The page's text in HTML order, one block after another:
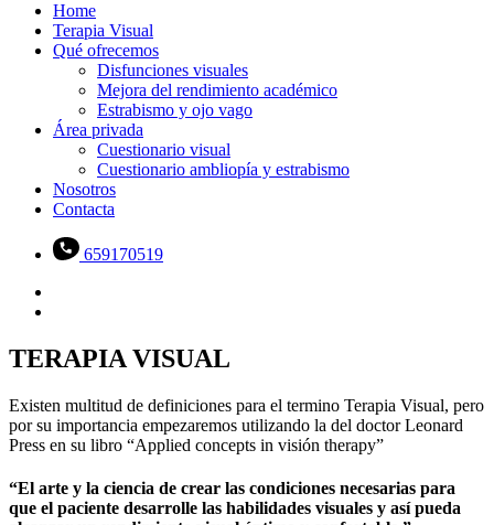
Home
Terapia Visual
Qué ofrecemos
Disfunciones visuales
Mejora del rendimiento académico
Estrabismo y ojo vago
Área privada
Cuestionario visual
Cuestionario ambliopía y estrabismo
Nosotros
Contacta
659170519
TERAPIA VISUAL
Existen multitud de definiciones para el termino Terapia Visual, pero
por su importancia empezaremos utilizando la del doctor Leonard
Press en su libro “Applied concepts in visión therapy”
“El arte y la ciencia de crear las condiciones necesarias para
que el paciente desarrolle las habilidades visuales y así pueda